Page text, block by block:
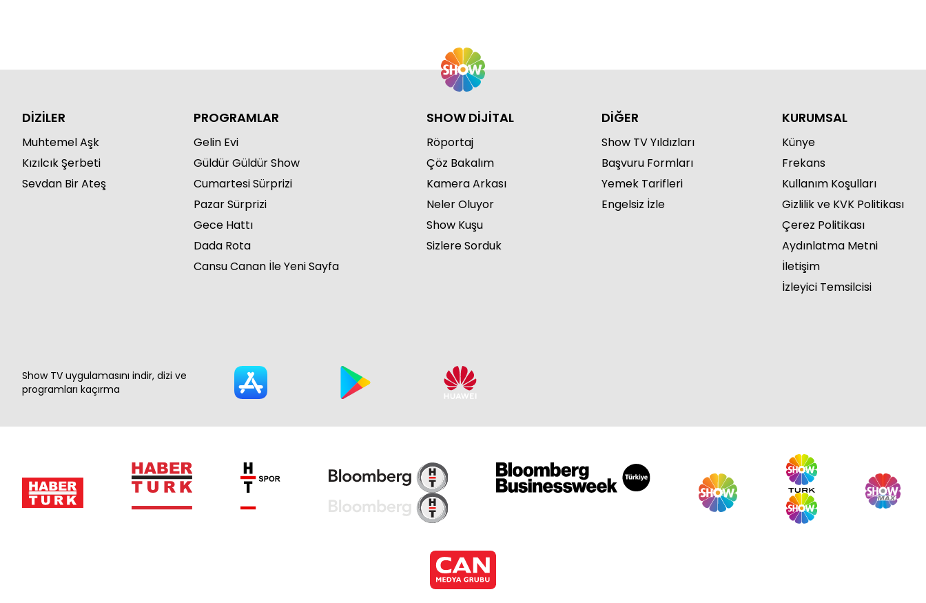
DİZİLER
Muhtemel Aşk
Kızılcık Şerbeti
Sevdan Bir Ateş
PROGRAMLAR
Gelin Evi
Güldür Güldür Show
Cumartesi Sürprizi
Pazar Sürprizi
Gece Hattı
Dada Rota
Cansu Canan İle Yeni Sayfa
SHOW DİJİTAL
Röportaj
Çöz Bakalım
Kamera Arkası
Neler Oluyor
Show Kuşu
Sizlere Sorduk
DİĞER
Show TV Yıldızları
Başvuru Formları
Yemek Tarifleri
Engelsiz İzle
KURUMSAL
Künye
Frekans
Kullanım Koşulları
Gizlilik ve KVK Politikası
Çerez Politikası
Aydınlatma Metni
İletişim
İzleyici Temsilcisi
Show TV uygulamasını indir, dizi ve
programları kaçırma